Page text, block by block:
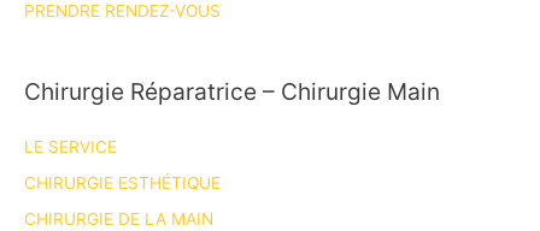
PRENDRE RENDEZ-VOUS
Chirurgie Réparatrice – Chirurgie Main
LE SERVICE
CHIRURGIE ESTHÉTIQUE
CHIRURGIE DE LA MAIN